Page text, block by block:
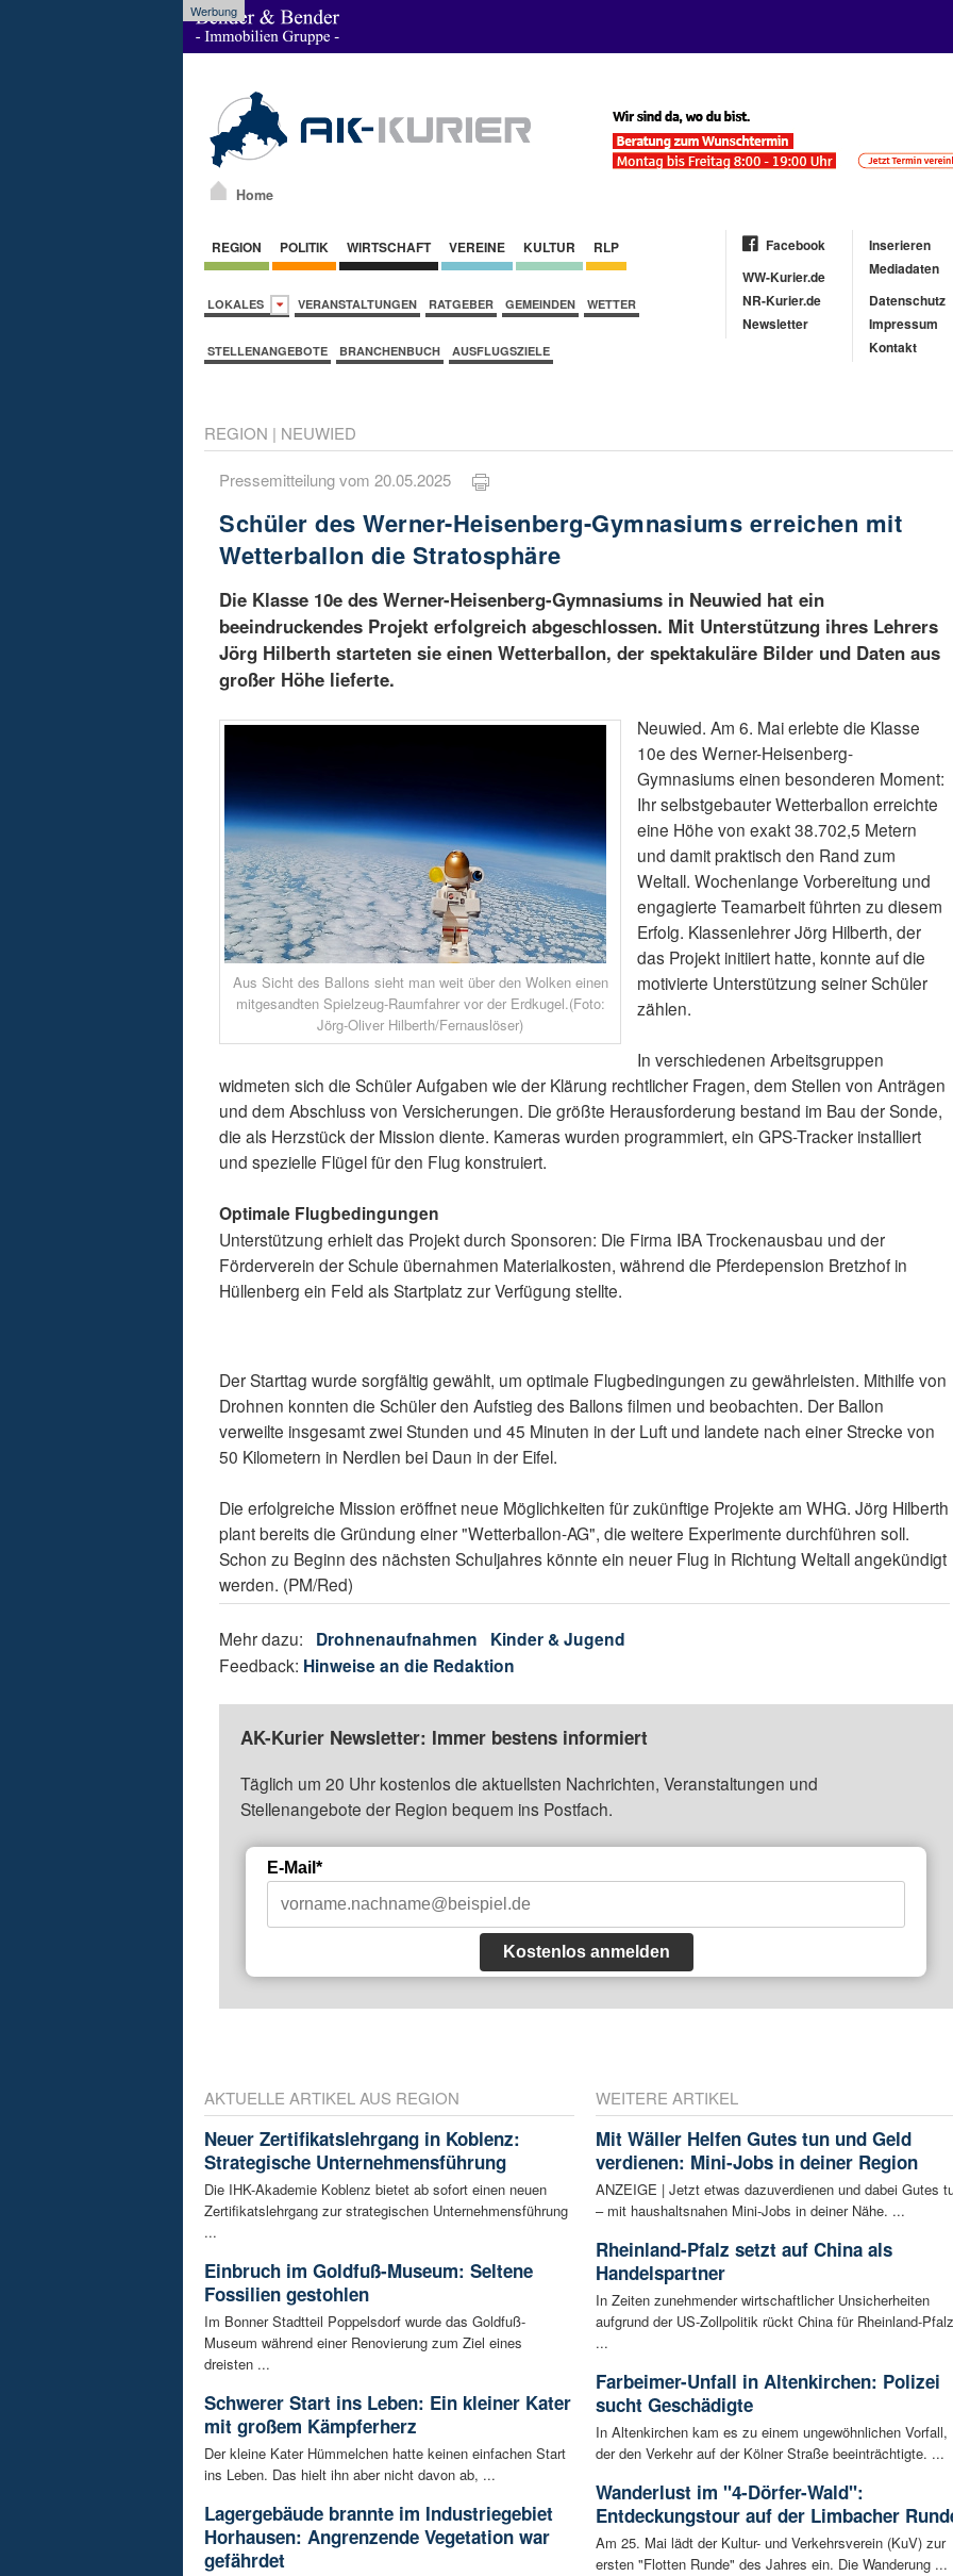
Werbung
Home
REGION POLITIK WIRTSCHAFT VEREINE KULTUR RLP
LOKALES VERANSTALTUNGEN RATGEBER GEMEINDEN WETTER
STELLENANGEBOTE BRANCHENBUCH AUSFLUGSZIELE
Facebook
WW-Kurier.de
NR-Kurier.de
Newsletter
Inserieren
Mediadaten
Datenschutz
Impressum
Kontakt
REGION | NEUWIED
Pressemitteilung vom 20.05.2025
Schüler des Werner-Heisenberg-Gymnasiums erreichen mit
Wetterballon die Stratosphäre
Die Klasse 10e des Werner-Heisenberg-Gymnasiums in Neuwied hat ein
beeindruckendes Projekt erfolgreich abgeschlossen. Mit Unterstützung ihres Lehrers
Jörg Hilberth starteten sie einen Wetterballon, der spektakuläre Bilder und Daten aus
großer Höhe lieferte.
Aus Sicht des Ballons sieht man weit über den Wolken einen
mitgesandten Spielzeug-Raumfahrer vor der Erdkugel.(Foto:
Jörg-Oliver Hilberth/Fernauslöser)
Neuwied. Am 6. Mai erlebte die Klasse
10e des Werner-Heisenberg-
Gymnasiums einen besonderen Moment:
Ihr selbstgebauter Wetterballon erreichte
eine Höhe von exakt 38.702,5 Metern
und damit praktisch den Rand zum
Weltall. Wochenlange Vorbereitung und
engagierte Teamarbeit führten zu diesem
Erfolg. Klassenlehrer Jörg Hilberth, der
das Projekt initiiert hatte, konnte auf die
motivierte Unterstützung seiner Schüler
zählen.
In verschiedenen Arbeitsgruppen
widmeten sich die Schüler Aufgaben wie der Klärung rechtlicher Fragen, dem Stellen von Anträgen
und dem Abschluss von Versicherungen. Die größte Herausforderung bestand im Bau der Sonde,
die als Herzstück der Mission diente. Kameras wurden programmiert, ein GPS-Tracker installiert
und spezielle Flügel für den Flug konstruiert.
Optimale Flugbedingungen
Unterstützung erhielt das Projekt durch Sponsoren: Die Firma IBA Trockenausbau und der
Förderverein der Schule übernahmen Materialkosten, während die Pferdepension Bretzhof in
Hüllenberg ein Feld als Startplatz zur Verfügung stellte.
Der Starttag wurde sorgfältig gewählt, um optimale Flugbedingungen zu gewährleisten. Mithilfe von
Drohnen konnten die Schüler den Aufstieg des Ballons filmen und beobachten. Der Ballon
verweilte insgesamt zwei Stunden und 45 Minuten in der Luft und landete nach einer Strecke von
50 Kilometern in Nerdlen bei Daun in der Eifel.
Die erfolgreiche Mission eröffnet neue Möglichkeiten für zukünftige Projekte am WHG. Jörg Hilberth
plant bereits die Gründung einer "Wetterballon-AG", die weitere Experimente durchführen soll.
Schon zu Beginn des nächsten Schuljahres könnte ein neuer Flug in Richtung Weltall angekündigt
werden. (PM/Red)
Mehr dazu: Drohnenaufnahmen Kinder & Jugend
Feedback: Hinweise an die Redaktion
AK-Kurier Newsletter: Immer bestens informiert
Täglich um 20 Uhr kostenlos die aktuellsten Nachrichten, Veranstaltungen und
Stellenangebote der Region bequem ins Postfach.
E-Mail*
Kostenlos anmelden
AKTUELLE ARTIKEL AUS REGION
Neuer Zertifikatslehrgang in Koblenz:
Strategische Unternehmensführung
Die IHK-Akademie Koblenz bietet ab sofort einen neuen
Zertifikatslehrgang zur strategischen Unternehmensführung
...
Einbruch im Goldfuß-Museum: Seltene
Fossilien gestohlen
Im Bonner Stadtteil Poppelsdorf wurde das Goldfuß-
Museum während einer Renovierung zum Ziel eines
dreisten ...
Schwerer Start ins Leben: Ein kleiner Kater
mit großem Kämpferherz
Der kleine Kater Hümmelchen hatte keinen einfachen Start
ins Leben. Das hielt ihn aber nicht davon ab, ...
Lagergebäude brannte im Industriegebiet
Horhausen: Angrenzende Vegetation war
gefährdet
WEITERE ARTIKEL
Mit Wäller Helfen Gutes tun und Geld
verdienen: Mini-Jobs in deiner Region
ANZEIGE | Jetzt etwas dazuverdienen und dabei Gutes
– mit haushaltsnahen Mini-Jobs in deiner Nähe. ...
Rheinland-Pfalz setzt auf China als
Handelspartner
In Zeiten zunehmender wirtschaftlicher Unsicherheiten
aufgrund der US-Zollpolitik rückt China für Rheinland-Pfalz
...
Farbeimer-Unfall in Altenkirchen: Polizei
sucht Geschädigte
In Altenkirchen kam es zu einem ungewöhnlichen Vorfall,
der den Verkehr auf der Kölner Straße beeinträchtigte. ...
Wanderlust im "4-Dörfer-Wald":
Entdeckungstour auf der Limbacher
Am 25. Mai lädt der Kultur- und Verkehrsverein (KuV) zur
ersten "Flotten Runde" des Jahres ein. Die Wanderung ...